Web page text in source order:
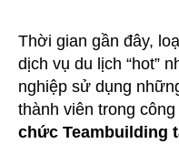
Thời gian gần đây,
dịch vụ du lịch “hot”
nghiệp sử dụng
thành viên trong
chức Teambuilding